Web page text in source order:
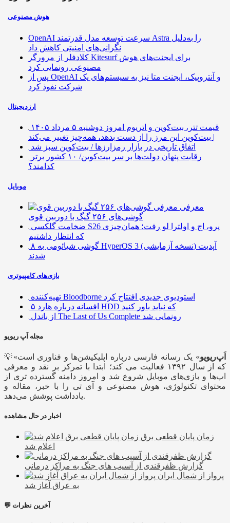
هوش مصنوعی
OpenAI سرعت توسعه مدل قدرتمند Astra را به‌دلیل
نگرانی‌های امنیتی کاهش داد
کلادفلر از مرورگر Kitesurf برای ایجنت‌های هوش
مصنوعی رونمایی کرد
پس از OpenAI و آنتروپیک، ایجنت متا نیز به سیستم‌های یک
شرکت نفوذ کرد
ارزدیجیتال
قیمت تتر، بیت‌کوین و اتریوم امروز دوشنبه ۵ مرداد ۱۴۰۵
| بیت‌کوین این مرز را از دست بدهد، همه‌چیز تغییر می‌کند
اتفاق تاریخی در بازار رمزارزها / بیت‌کوین سبز شد
رقابت پنهان دولت‌ها بر سر بیت‌کوین/ ۱۰ کشور برتر
کدامند؟
موبایل
معرفی
گوشی‌های ۲۵۶ گیگ با دوربین قوی
ضخامت گلکسی S26 پرو، اج و اولترا لو رفت؛ همان‌چیزی
که انتظار داشتیم
۸ گوشی شیائومی به HyperOS 3 (نسخه آزمایشی) آپدیت
شدند
بازی‌های کامپیوتری
تهیه‌کننده Bloodborne استودیوی جدیدی افتتاح کرد
۵ افسانه درباره هارد HDD که نباید باور کنید
از باندل The Last of Us Complete رونمایی شد
مجله اَپ ریویو
💡« اَپ‌ریویو» یک رسانه فارسی درباره اپلیکیشن‌ها و فناوری است
که از سال ۱۳۹۲ فعالیت می کند؛ ابتدا با تمرکز بر نقد و معرفی
اپ‌ها و بازی‌های موبایل شروع شد و امروز دامنه گسترده تری از
محتوای تکنولوژی، هوش مصنوعی و آی تی را با خبر، مقاله و
یادداشت پوشش می‌دهد.
اخبار در حال مشاهده
زمان پایان قطعی برق
اعلام شد
گزارش ظفرقندی از آسیب های جنگ به مراکز درمانی
پرواز از شمال ایران
به عراق آغاز شد
💬 آخرین نظرات